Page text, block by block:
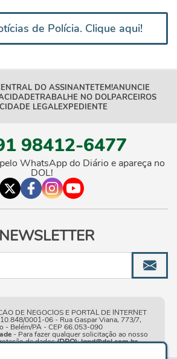
de Polícia. Clique aqui!
DO ASSINANTETEM!ANUNCIE
TRABALHE NO DOLPARCEIROS
LEGALEXPEDIENTE
98412-6477
WhatsApp do Diário e apareça no
DOL!
NEWSLETTER
DE NEGOCIOS E PORTAL DE INTERNET
0001-06 - Rua Gaspar Viana, 773/7,
- Belém/PA - CEP 66.053-090
- Para fazer qualquer solicitação ao nosso
de dados(DPO):lgpd@dol.com.br.